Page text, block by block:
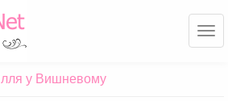
у Вишневому